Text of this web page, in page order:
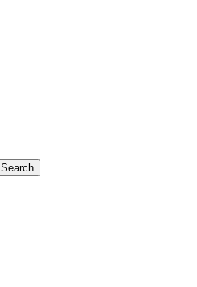
Search